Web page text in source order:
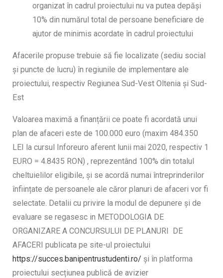
organizat în cadrul proiectului nu va putea depăși
10% din numărul total de persoane beneficiare de
ajutor de minimis acordate în cadrul proiectului
Afacerile propuse trebuie să fie localizate (sediu social
și puncte de lucru) în regiunile de implementare ale
proiectului, respectiv Regiunea Sud-Vest Oltenia și Sud-
Est
Valoarea maximă a finanțării ce poate fi acordată unui
plan de afaceri este de 100.000 euro (maxim 484.350
LEI la cursul Inforeuro aferent lunii mai 2020, respectiv 1
EURO = 4.8435 RON) , reprezentând 100% din totalul
cheltuielilor eligibile, și se acordă numai întreprinderilor
înființate de persoanele ale căror planuri de afaceri vor fi
selectate. Detalii cu privire la modul de depunere și de
evaluare se regasesc in METODOLOGIA DE
ORGANIZARE A CONCURSULUI DE PLANURI DE
AFACERI publicata pe site-ul proiectului
https://succes.banipentrustudenti.ro/ și în platforma
proiectului secțiunea publică de avizier